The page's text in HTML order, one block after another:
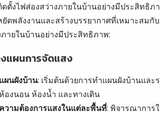
ดตั้งไฟส่องสว่างภายในบ้านอย่างมีประสิทธิ
ดพลังงานและสร้างบรรยากาศที่เหมาะสม
ภายในบ้านอย่างมีประสิทธิภาพ:
แผนการจัดแสง
แผนผังบ้าน: เริ่มต้นด้วยการทำแผนผังบ้านและ
องนอน ห้องน้ำ และทางเดิน
ความต้องการแสงในแต่ละพื้นที่: พิจารณาการ